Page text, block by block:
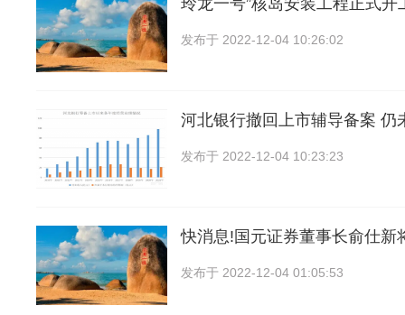
玲龙一号”核岛安装工程正式开
发布于 2022-12-04 10:26:02
河北银行撤回上市辅导备案 仍
发布于 2022-12-04 10:23:23
快消息!国元证券董事长俞仕新
发布于 2022-12-04 01:05:53